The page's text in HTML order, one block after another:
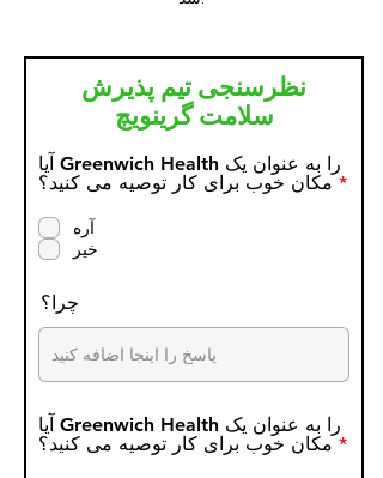
نظرسنجی تیم پذیرش
سلامت گرینویچ
آیا Greenwich Health را به عنوان یک
مکان خوب برای کار توصیه می کنید؟ *R
آره
خیر
چرا؟
آیا Greenwich Health را به عنوان یک
مکان خوب برای کار توصیه می کنید؟ *R